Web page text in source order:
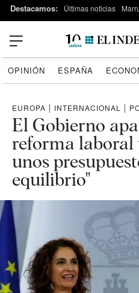
Destacamos: Últimas noticias
OPINIÓN ESPAÑA
EUROPA | INTERNACIONAL |
El Gobierno
reforma laboral
unos
equilibrio"